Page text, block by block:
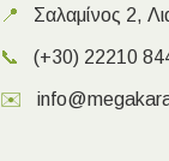
📍 Σαλαμίνος 2,
📞 (+30) 22210
✉️